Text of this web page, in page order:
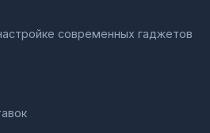
современных гаджетов